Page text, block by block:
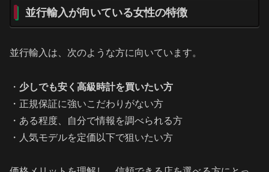
並行輸入が向いている女性の特徴
並行輸入は、次のような方に向いています。
・ 少しでも安く高級時計を買いたい方
・正規保証に強いこだわりがない方
・ある程度、自分で情報を調べられる方
・人気モデルを定価以下で狙いたい方